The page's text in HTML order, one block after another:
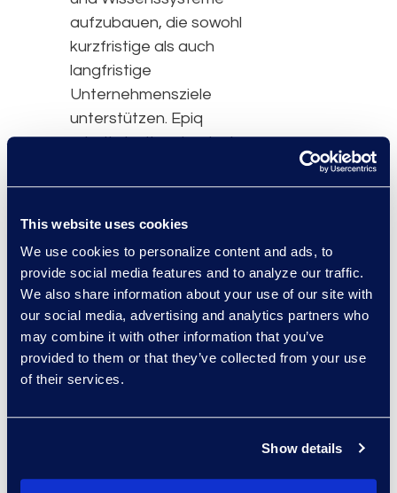
This website uses cookies
We use cookies to personalize content and ads, to
provide social media features and to analyze our traffic.
We also share information about your use of our site with
our social media, advertising and analytics partners who
may combine it with other information that you’ve
provided to them or that they’ve collected from your use
of their services.
Show details
aufzubauen, die sowohl
kurzfristige als auch
langfristige
Unternehmensziele
unterstützen. Epiq
arbeitet mit mehr als der
Rechtsabteilungen, Am
zusammen. Das Team
berät zu iManage Cloud
Strategien, um die
Akzeptanz und Nutzung
zu steigern, und setzt
iManage Insight+ ein, um
Erfolg von KI Initiativen zu